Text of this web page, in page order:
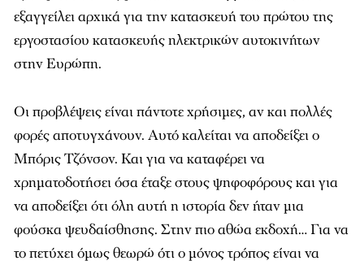
εξαγγείλει αρχικά για την κατασκευή του πρώτου της
εργοστασίου κατασκευής ηλεκτρικών αυτοκινήτων
στην Ευρώπη.
Οι προβλέψεις είναι πάντοτε χρήσιμες, αν και πολλές
φορές αποτυγχάνουν. Αυτό καλείται να αποδείξει ο
Μπόρις Τζόνσον. Και για να καταφέρει να
χρηματοδοτήσει όσα έταξε στους ψηφοφόρους και για
να αποδείξει ότι όλη αυτή η ιστορία δεν ήταν μια
φούσκα ψευδαίσθησης. Στην πιο αθώα εκδοχή… Για να
το πετύχει όμως θεωρώ ότι ο μόνος τρόπος είναι να